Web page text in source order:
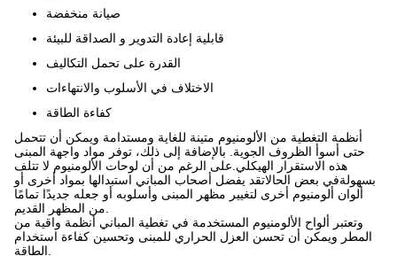
صيانة منخفضة
قابلية إعادة التدوير و الصداقة للبيئة
القدرة على تحمل التكاليف
الاختلاف في الأسلوب والانتهاءات
كفاءة الطاقة
أنظمة التغطية من الألومنيوم متينة للغاية ومستدامة ويمكن أن تتحمل
حتى أسوأ الظروف الجوية. بالإضافة إلى ذلك، توفر مواد واجهة المبنى
هذه الاستقرار الهيكلي.على الرغم من أن لوحات الألومنيوم لا تتلف
بسهولةفي بعض الحالاتقد يفضل أصحاب المباني استبدالها بمواد أخرى أو
ألوان ألومنيوم أخرى لتغيير مظهر المبنى وأسلوبه أو جعله جديدًا تمامًا
وتعتبر ألواح الألومنيوم المستخدمة في تغطية المباني أنظمة واقية من
المطر ويمكن أن تحسن العزل الحراري للمبنى وتحسين كفاءة استخدام